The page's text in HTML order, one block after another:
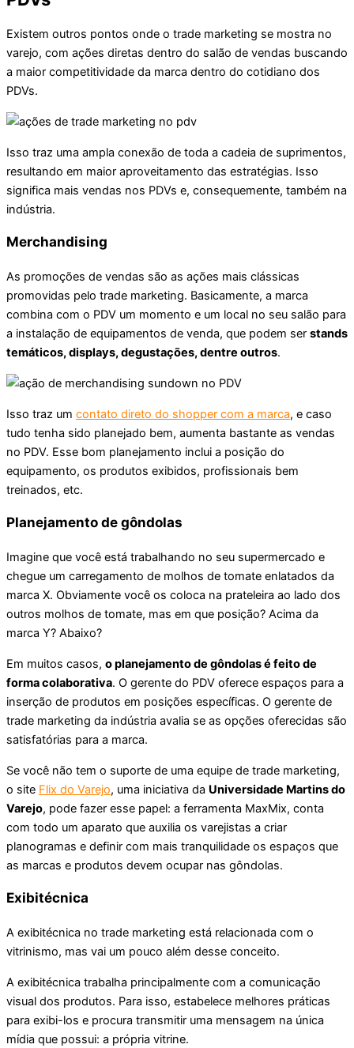
Existem outros pontos onde o trade marketing se mostra no
varejo, com ações diretas dentro do salão de vendas buscando
a maior competitividade da marca dentro do cotidiano dos
PDVs.
Isso traz uma ampla conexão de toda a cadeia de suprimentos,
resultando em maior aproveitamento das estratégias. Isso
significa mais vendas nos PDVs e, consequemente, também na
indústria.
Merchandising
As promoções de vendas são as ações mais clássicas
promovidas pelo trade marketing. Basicamente, a marca
combina com o PDV um momento e um local no seu salão para
a instalação de equipamentos de venda, que podem ser stands
temáticos, displays, degustações, dentre outros.
Isso traz um contato direto do shopper com a marca, e caso
tudo tenha sido planejado bem, aumenta bastante as vendas
no PDV. Esse bom planejamento inclui a posição do
equipamento, os produtos exibidos, profissionais bem
treinados, etc.
Planejamento de gôndolas
Imagine que você está trabalhando no seu supermercado e
chegue um carregamento de molhos de tomate enlatados da
marca X. Obviamente você os coloca na prateleira ao lado dos
outros molhos de tomate, mas em que posição? Acima da
marca Y? Abaixo?
Em muitos casos, o planejamento de gôndolas é feito de
forma colaborativa. O gerente do PDV oferece espaços para a
inserção de produtos em posições específicas. O gerente de
trade marketing da indústria avalia se as opções oferecidas são
satisfatórias para a marca.
Se você não tem o suporte de uma equipe de trade marketing,
o site Flix do Varejo, uma iniciativa da Universidade Martins do
Varejo, pode fazer esse papel: a ferramenta MaxMix, conta
com todo um aparato que auxilia os varejistas a criar
planogramas e definir com mais tranquilidade os espaços que
as marcas e produtos devem ocupar nas gôndolas.
Exibitécnica
A exibitécnica no trade marketing está relacionada com o
vitrinismo, mas vai um pouco além desse conceito.
A exibitécnica trabalha principalmente com a comunicação
visual dos produtos. Para isso, estabelece melhores práticas
para exibi-los e procura transmitir uma mensagem na única
mídia que possui: a própria vitrine.